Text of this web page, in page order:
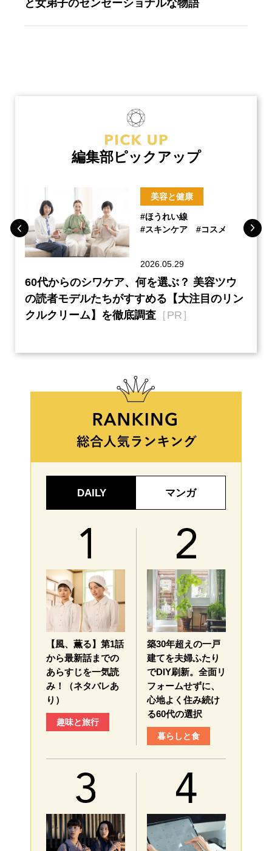
と女弟子のセンセーショナルな物語
編集部ピックアップ
美容と健康
#ほうれい線
#スキンケア
#コスメ
2026.05.29
60代からのシワケア、何を選ぶ？ 美容ツウ
の読者モデルたちがすすめる【大注目のリン
クルクリーム】を徹底調査 ［PR］
DAILY マンガ
【風、薫る】第1話
から最新話までの
あらすじを一気読
み！（ネタバレあ
り）
趣味と旅行
築30年超えの一戸
建てを夫婦ふたり
でDIY刷新。全面リ
フォームせずに、
心地よく住み続け
る60代の選択
暮らしと食